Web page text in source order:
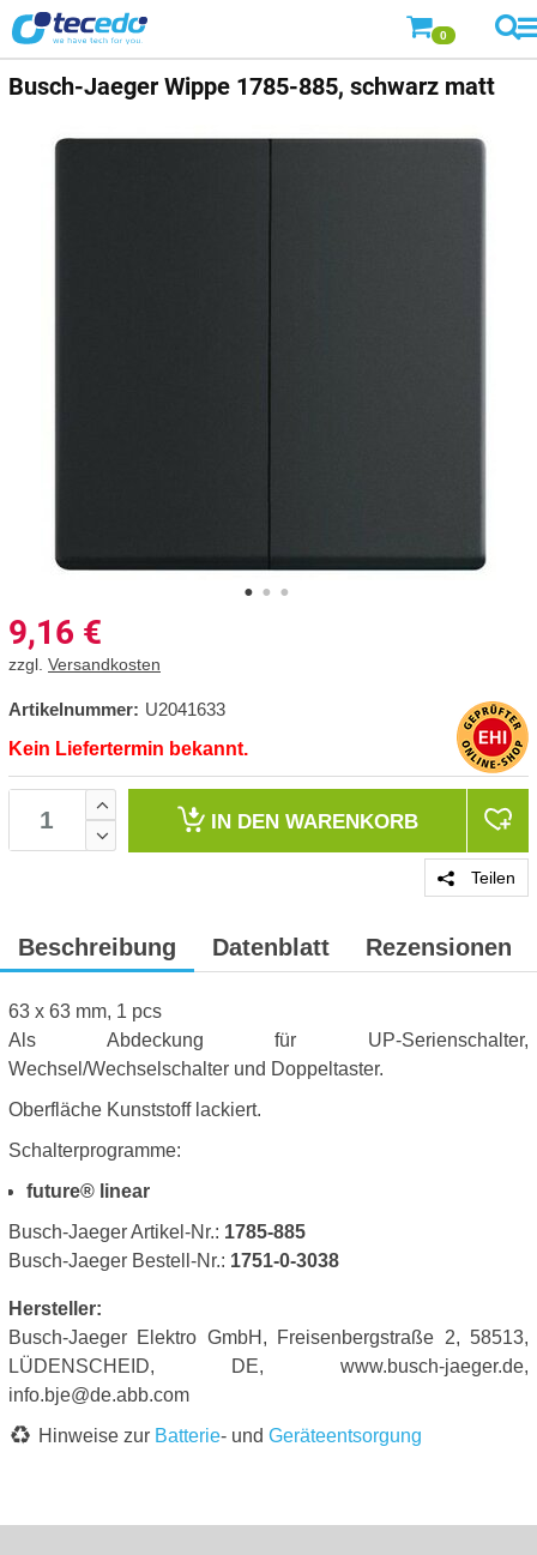
0
Busch-Jaeger Wippe 1785-885, schwarz matt
9,16 €
zzgl. Versandkosten
Artikelnummer: U2041633
Kein Liefertermin bekannt.
IN DEN WARENKORB
Teilen
Beschreibung Datenblatt Rezensionen
63 x 63 mm, 1 pcs
Als Abdeckung für UP-Serienschalter,
Wechsel/Wechselschalter und Doppeltaster.
Oberfläche Kunststoff lackiert.
Schalterprogramme:
future® linear
Busch-Jaeger Artikel-Nr.: 1785-885
Busch-Jaeger Bestell-Nr.: 1751-0-3038
Hersteller:
Busch-Jaeger Elektro GmbH, Freisenbergstraße 2, 58513,
LÜDENSCHEID, DE, www.busch-jaeger.de,
info.bje@de.abb.com
Hinweise zur Batterie- und Geräteentsorgung